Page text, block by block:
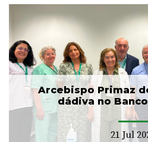
Arcebispo Primaz
dádiva no
21 Jul